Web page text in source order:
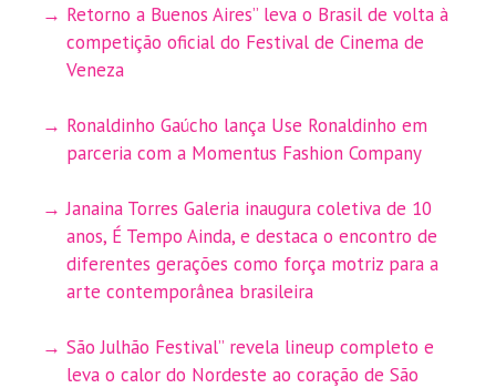
Retorno a Buenos Aires” leva o Brasil de volta à
competição oficial do Festival de Cinema de
Veneza
Ronaldinho Gaúcho lança Use Ronaldinho em
parceria com a Momentus Fashion Company
Janaina Torres Galeria inaugura coletiva de 10
anos, É Tempo Ainda, e destaca o encontro de
diferentes gerações como força motriz para a
arte contemporânea brasileira
São Julhão Festival” revela lineup completo e
leva o calor do Nordeste ao coração de São